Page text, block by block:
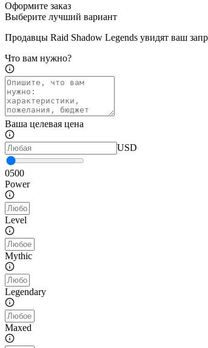
Оформите заказ
Выберите лучший вариант
Продавцы Raid Shadow Legends увидят ваш
Что вам нужно?
Ваша целевая цена
USD
0500
Power
Level
Mythic
Legendary
Maxed